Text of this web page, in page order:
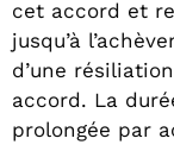
cet accord et
jusqu’à
d’une
accord. La
prolongée par